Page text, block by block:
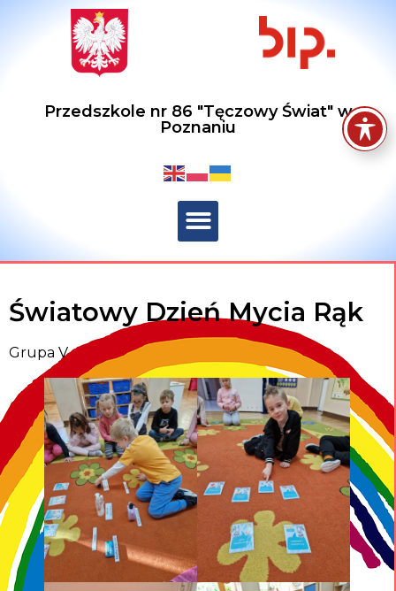
Przedszkole nr 86 "Tęczowy Świat" w
Poznaniu
Światowy Dzień Mycia Rąk
Grupa V